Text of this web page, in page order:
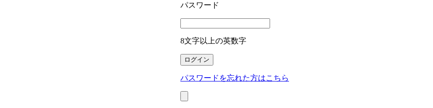
パスワード
8文字以上の英数字
パスワードを忘れた方はこちら